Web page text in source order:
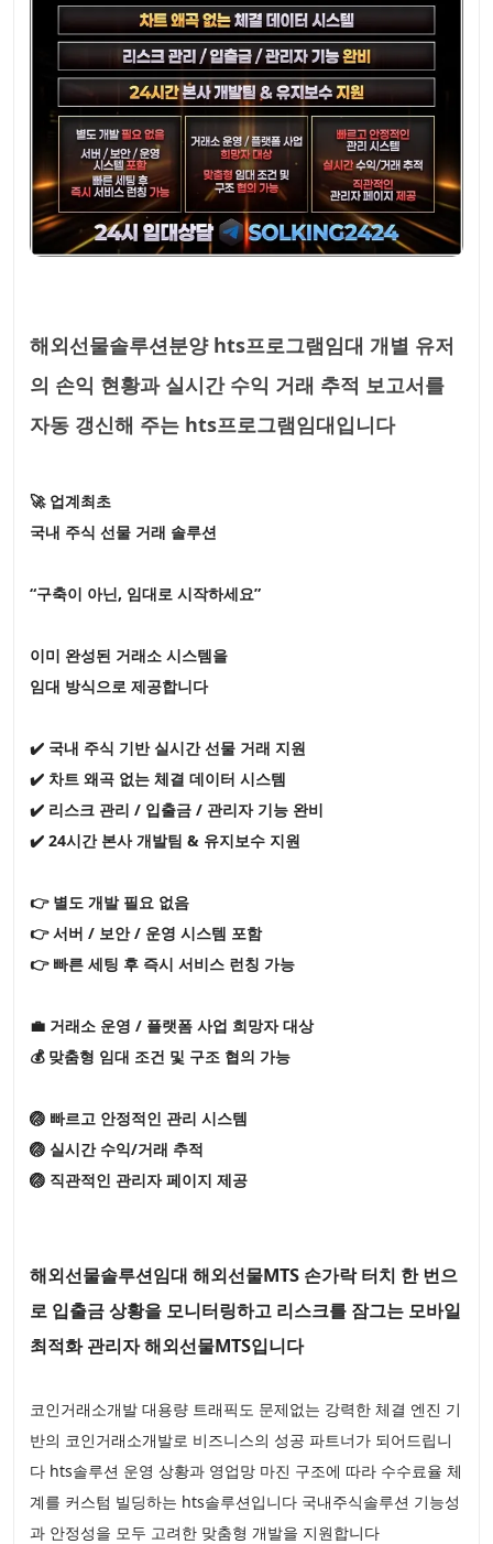
해외선물솔루션분양 hts프로그램임대 개별 유저
의 손익 현황과 실시간 수익 거래 추적 보고서를
자동 갱신해 주는 hts프로그램임대입니다
🚀 업계최초
국내 주식 선물 거래 솔루션
“구축이 아닌, 임대로 시작하세요”
이미 완성된 거래소 시스템을
임대 방식으로 제공합니다
✔️ 국내 주식 기반 실시간 선물 거래 지원
✔️ 차트 왜곡 없는 체결 데이터 시스템
✔️ 리스크 관리 / 입출금 / 관리자 기능 완비
✔️ 24시간 본사 개발팀 & 유지보수 지원
👉 별도 개발 필요 없음
👉 서버 / 보안 / 운영 시스템 포함
👉 빠른 세팅 후 즉시 서비스 런칭 가능
💼 거래소 운영 / 플랫폼 사업 희망자 대상
💰 맞춤형 임대 조건 및 구조 협의 가능
🏐 빠르고 안정적인 관리 시스템
🏐 실시간 수익/거래 추적
🏐 직관적인 관리자 페이지 제공
해외선물솔루션임대 해외선물MTS 손가락 터치 한 번으
로 입출금 상황을 모니터링하고 리스크를 잠그는 모바일
최적화 관리자 해외선물MTS입니다
코인거래소개발 대용량 트래픽도 문제없는 강력한 체결 엔진 기
반의 코인거래소개발로 비즈니스의 성공 파트너가 되어드립니
다 hts솔루션 운영 상황과 영업망 마진 구조에 따라 수수료율 체
계를 커스텀 빌딩하는 hts솔루션입니다 국내주식솔루션 기능성
과 안정성을 모두 고려한 맞춤형 개발을 지원합니다